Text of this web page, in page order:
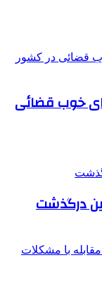
خوب قضائی
درگذشت